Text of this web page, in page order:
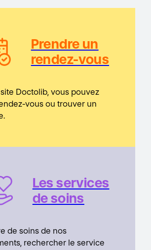
Prendre un
rendez-vous
Doctolib, vous pouvez
vous ou trouver un
Les services
de soins
de soins de nos
rechercher le service